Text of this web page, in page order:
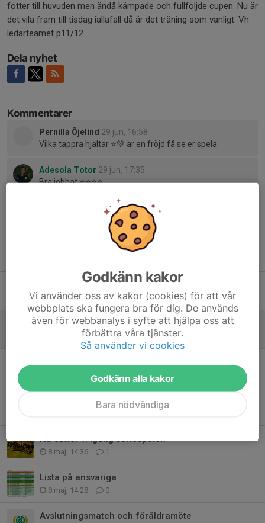
fötter till huvuden men ändå kämpade och fullföljde cupen. Nu är
det vila fram till tisdag iallafall då är det träning som vanligt. Vh
ledarteamet p11/12
Dela nyhet
Kommentarer
Pernilla Öjelind 29 jun, 16:58
Vilka tappra hjältar ⭐️💚 är en fröjd få se er spela
Adesola Totor 29 jun, 17:35
Bra jobbat ⭐️⭐️⭐️⭐️
BBK P11/12 skakade mexikanskt elitlag!
1 jul, 01:51 2
Vilken fotbollshelg
28 jun, 19:59 2
27 jun, 20:09 1
Uppladdningen inför PSG
Nu sätter vi igång seriespelen
8 maj, 14:36 1
Lista på ansvariga
8 maj, 14:28 0
Avslutningsmatch och föräldramöte
Godkänn kakor
Vi använder oss av kakor (cookies) för att vår
webbplats ska fungera bra för dig. De används
även för webbanalys i syfte att hjälpa oss att
förbättra våra tjänster.
Så använder vi cookies
Godkänn alla kakor
Bara nödvändiga